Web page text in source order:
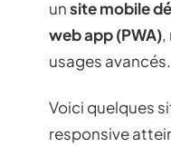
unsite mobile
web app (PWA),
usages avancés.
Voici quelques
responsive